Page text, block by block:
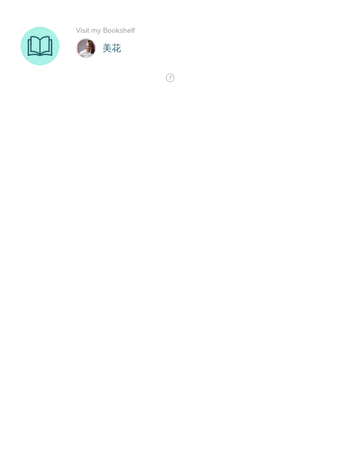
美花
Visit my Bookshelf